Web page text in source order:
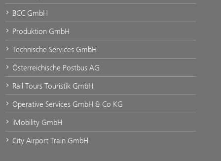
BCC GmbH
Produktion GmbH
Technische Services GmbH
Österreichische Postbus AG
Rail Tours Touristik GmbH
Operative Services GmbH & Co KG
iMobility GmbH
City Airport Train GmbH